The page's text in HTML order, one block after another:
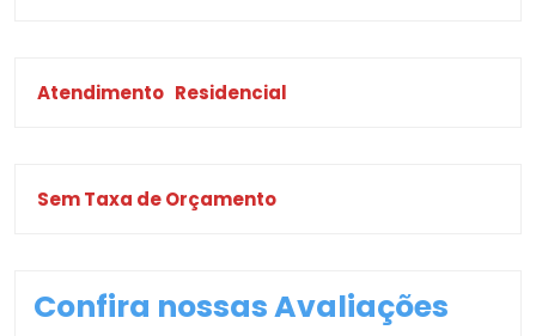
Atendimento Residencial
Sem Taxa de Orçamento
Confira nossas Avaliações